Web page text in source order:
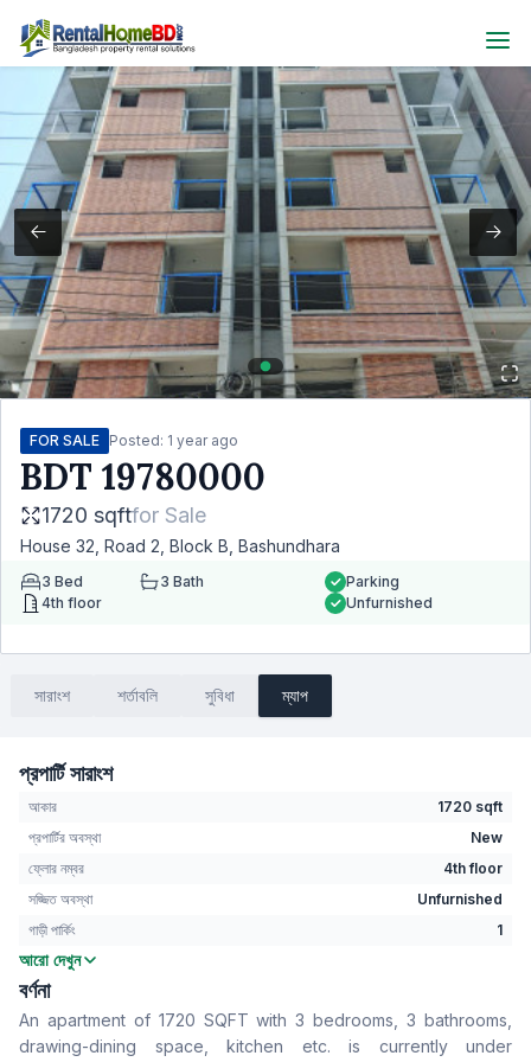
FOR SALE Posted: 1 year ago
BDT 19780000
1720 sqftfor Sale
House 32, Road 2, Block B, Bashundhara
3 Bed 3 Bath
4th floor
Parking
Unfurnished
সারাংশ শর্তাবলি সুবিধা ম্যাপ
প্রপার্টি সারাংশ
আকার
1720 sqft
প্রপার্টির অবস্থা
New
ফ্লোর নম্বর
4th floor
সজ্জিত অবস্থা
Unfurnished
গাড়ী পার্কিং
1
বেডরুম
বাথরুম
বসার রুম
No
Drawing Room
Yes
আরো দেখুন
বর্ণনা
An apartment of 1720 SQFT with 3 bedrooms, 3 bathrooms,
drawing-dining space, kitchen etc. is currently under